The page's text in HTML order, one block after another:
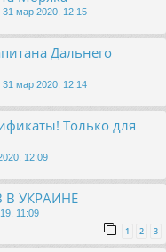
31 мар 2020, 12:15
Дальнего
31 мар 2020, 12:14
Только для
12:09
УКРАИНЕ
11:09
1 2 3